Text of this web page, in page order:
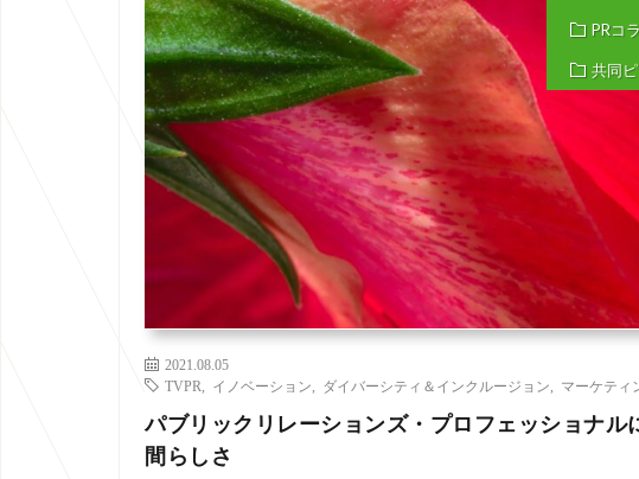
PRコ
共同
2021.08.05
TVPR
イノベーション ダイバーシティ＆インクルージョン マーケティ
パブリックリレーションズ・プロフェッショナル
間らしさ